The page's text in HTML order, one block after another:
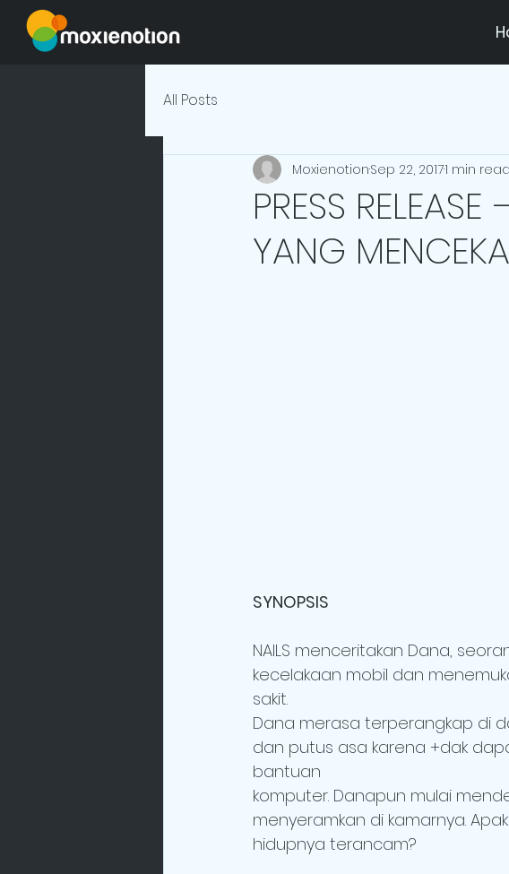
All Posts
PRESS
YANG
MoxienotionSep 22, 20171 min read
SYNOPSIS
NAILS menceritakan Dana,
kecelakaan mobil dan
sakit.
Dana merasa terperangkap di
dan putus asa karena +dak
bantuan
komputer. Danapun mulai
menyeramkan di kamarnya.
hidupnya terancam?